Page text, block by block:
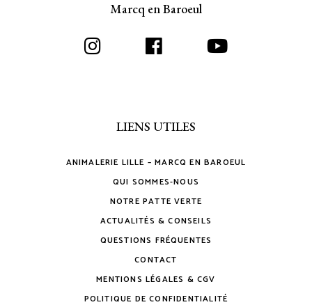
Marcq en Baroeul
LIENS UTILES
ANIMALERIE LILLE – MARCQ EN BAROEUL
QUI SOMMES-NOUS
NOTRE PATTE VERTE
ACTUALITÉS & CONSEILS
QUESTIONS FRÉQUENTES
CONTACT
MENTIONS LÉGALES & CGV
POLITIQUE DE CONFIDENTIALITÉ